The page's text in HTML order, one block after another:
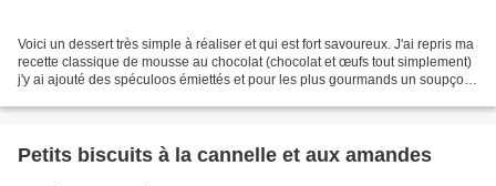
Voici un dessert très simple à réaliser et qui est fort savoureux. J'ai repris ma
recette classique de mousse au chocolat (chocolat et œufs tout simplement)
j'y ai ajouté des spéculoos émiettés et pour les plus gourmands un soupçon
Petits biscuits à la cannelle et aux amandes